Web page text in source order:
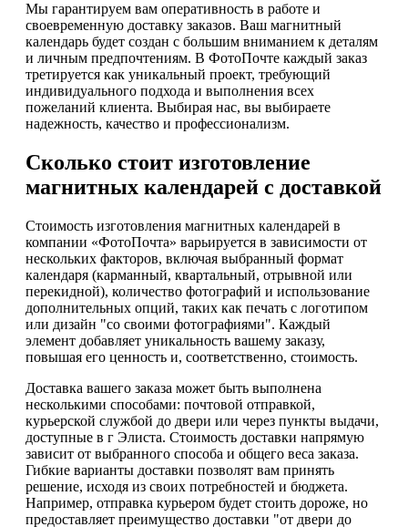
Мы гарантируем вам оперативность в работе и
своевременную доставку заказов. Ваш магнитный
календарь будет создан с большим вниманием к деталям
и личным предпочтениям. В ФотоПочте каждый заказ
третируется как уникальный проект, требующий
индивидуального подхода и выполнения всех
пожеланий клиента. Выбирая нас, вы выбираете
надежность, качество и профессионализм.
Сколько стоит изготовление
магнитных календарей с доставкой
Стоимость изготовления магнитных календарей в
компании «ФотоПочта» варьируется в зависимости от
нескольких факторов, включая выбранный формат
календаря (карманный, квартальный, отрывной или
перекидной), количество фотографий и использование
дополнительных опций, таких как печать с логотипом
или дизайн "со своими фотографиями". Каждый
элемент добавляет уникальность вашему заказу,
повышая его ценность и, соответственно, стоимость.
Доставка вашего заказа может быть выполнена
несколькими способами: почтовой отправкой,
курьерской службой до двери или через пункты выдачи,
доступные в г Элиста. Стоимость доставки напрямую
зависит от выбранного способа и общего веса заказа.
Гибкие варианты доставки позволят вам принять
решение, исходя из своих потребностей и бюджета.
Например, отправка курьером будет стоить дороже, но
предоставляет преимущество доставки "от двери до